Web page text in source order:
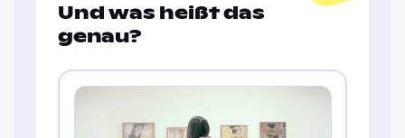
Und was heißt das
genau?